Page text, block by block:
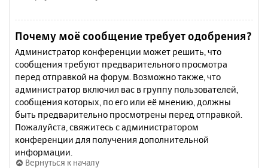
Почему моё сообщение требует одобрения?
Администратор конференции может решить, что
сообщения требуют предварительного просмотра
перед отправкой на форум. Возможно также, что
администратор включил вас в группу пользователей,
сообщения которых, по его или её мнению, должны
быть предварительно просмотрены перед отправкой.
Пожалуйста, свяжитесь с администратором
конференции для получения дополнительной
информации.
Вернуться к началу